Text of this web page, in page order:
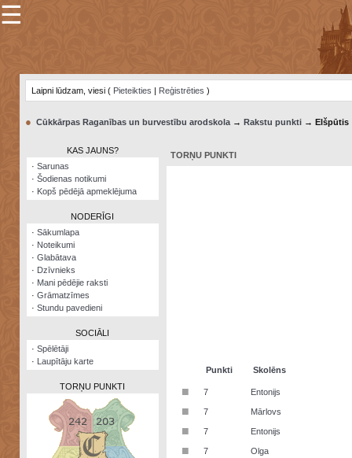
×
Šodienas
notikumi
Visatcera
almanahs
Arhīvs
☰
Laipni lūdzam, viesi ( Pieteikties | Reģistrēties )
● Cūkkārpas Raganības un burvestību arodskola→ Rakstu punkti→ Elšpūtis
KAS JAUNS?
· Sarunas
· Šodienas notikumi
· Kopš pēdējā apmeklējuma
NODERĪGI
· Sākumlapa
· Noteikumi
· Glabātava
· Dzīvnieks
· Mani pēdējie raksti
· Grāmatzīmes
· Stundu pavedieni
SOCIĀLI
· Spēlētāji
· Laupītāju karte
TORŅU PUNKTI
TORŅU PUNKTI
Punkti Skolēns
■ 7 Entonijs
■ 7 Mārlovs
■ 7 Entonijs
■ 7 Olga